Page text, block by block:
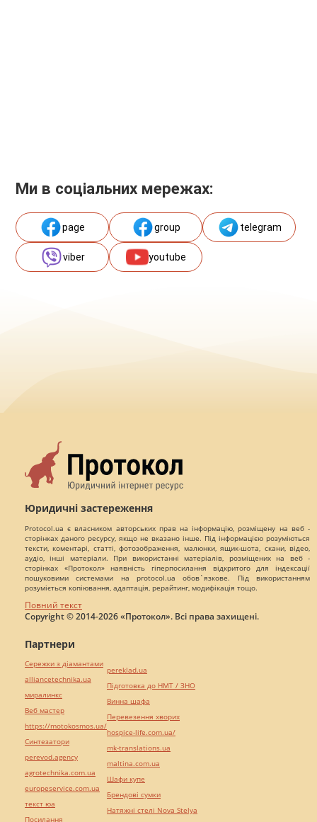
Ми в соціальних мережах:
page group telegram
viber youtube
Юридичні застереження
Protocol.ua є власником авторських прав на інформацію, розміщену на веб -
сторінках даного ресурсу, якщо не вказано інше. Під інформацією розуміються
тексти, коментарі, статті, фотозображення, малюнки, ящик-шота, скани, відео,
аудіо, інші матеріали. При використанні матеріалів, розміщених на веб -
сторінках «Протокол» наявність гіперпосилання відкритого для індексації
пошуковими системами на protocol.ua обов`язкове. Під використанням
розуміється копіювання, адаптація, рерайтинг, модифікація тощо.
Повний текст
Copyright © 2014-2026 «Протокол». Всі права захищені.
Партнери
Сережки з діамантами
alliancetechnika.ua
миралинкс
Веб мастер
https://motokosmos.ua/
Синтезатори
perevod.agency
agrotechnika.com.ua
europeservice.com.ua
текст юа
Посилання
pereklad.ua
Підготовка до НМТ / ЗНО
Винна шафа
Перевезення хворих
hospice-life.com.ua/
mk-translations.ua
maltina.com.ua
Шафи купе
Брендові сумки
Натяжні стелі Nova Stelya